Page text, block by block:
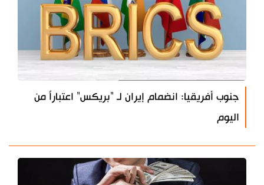
جنوب أفريقيا: انضمام إيران لـ "بريكس" اعتباراً من
اليوم